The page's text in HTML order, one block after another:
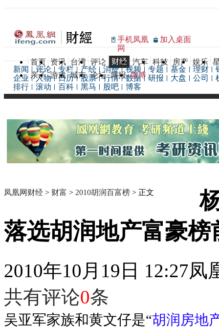
手机凤凰
网
加入桌面
首页 资讯 台湾 评论 财经 汽车 科技 房产 娱乐
亲子 游戏 城市 论坛 博报 微博
新闻 评论 专栏 产经 消费 视频 专题 基金 理财
企业
人物 日历 股票 行情 数据 研报 大盘 公司
排行
滚动 百科 黑马 股吧 博客
凤凰网财经 > 财富 > 2010胡润百富榜 > 正文
落选胡润地产富豪榜
2010年10月19日 12:27凤
共有评论0条
吴亚军家族和黄文仔是“胡润房地